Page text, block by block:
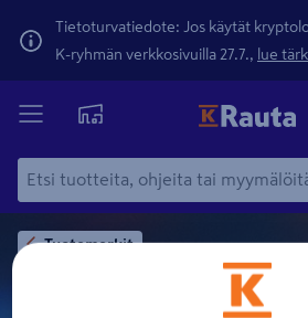
Tietoturvatiedote: Jos käytät
K-ryhmän verkkosivuilla 27.7., lue
Tuotemerkit